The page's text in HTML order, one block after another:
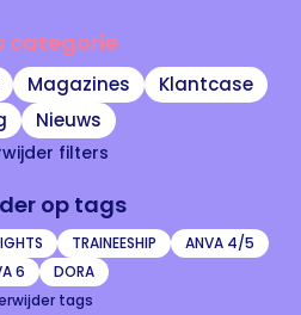
categorie
Magazines
Klantcase
Nieuws
filters
op tags
TRAINEESHIP
ANVA 4/5
6
DORA
tags